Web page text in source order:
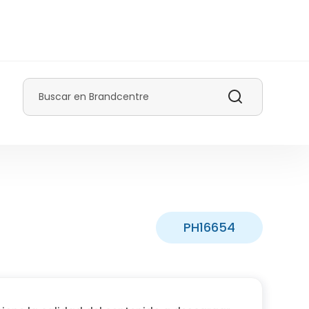
Buscar
PH16654